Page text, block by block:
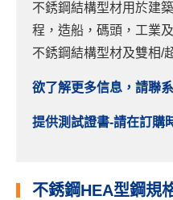
不銹鋼結構型材用於建
程，造船，碼頭，工業
不銹鋼結構型材及雙相/
欲了解更多信息，請聯
提供測試證書-請在訂購
不銹鋼HEA型鋼規